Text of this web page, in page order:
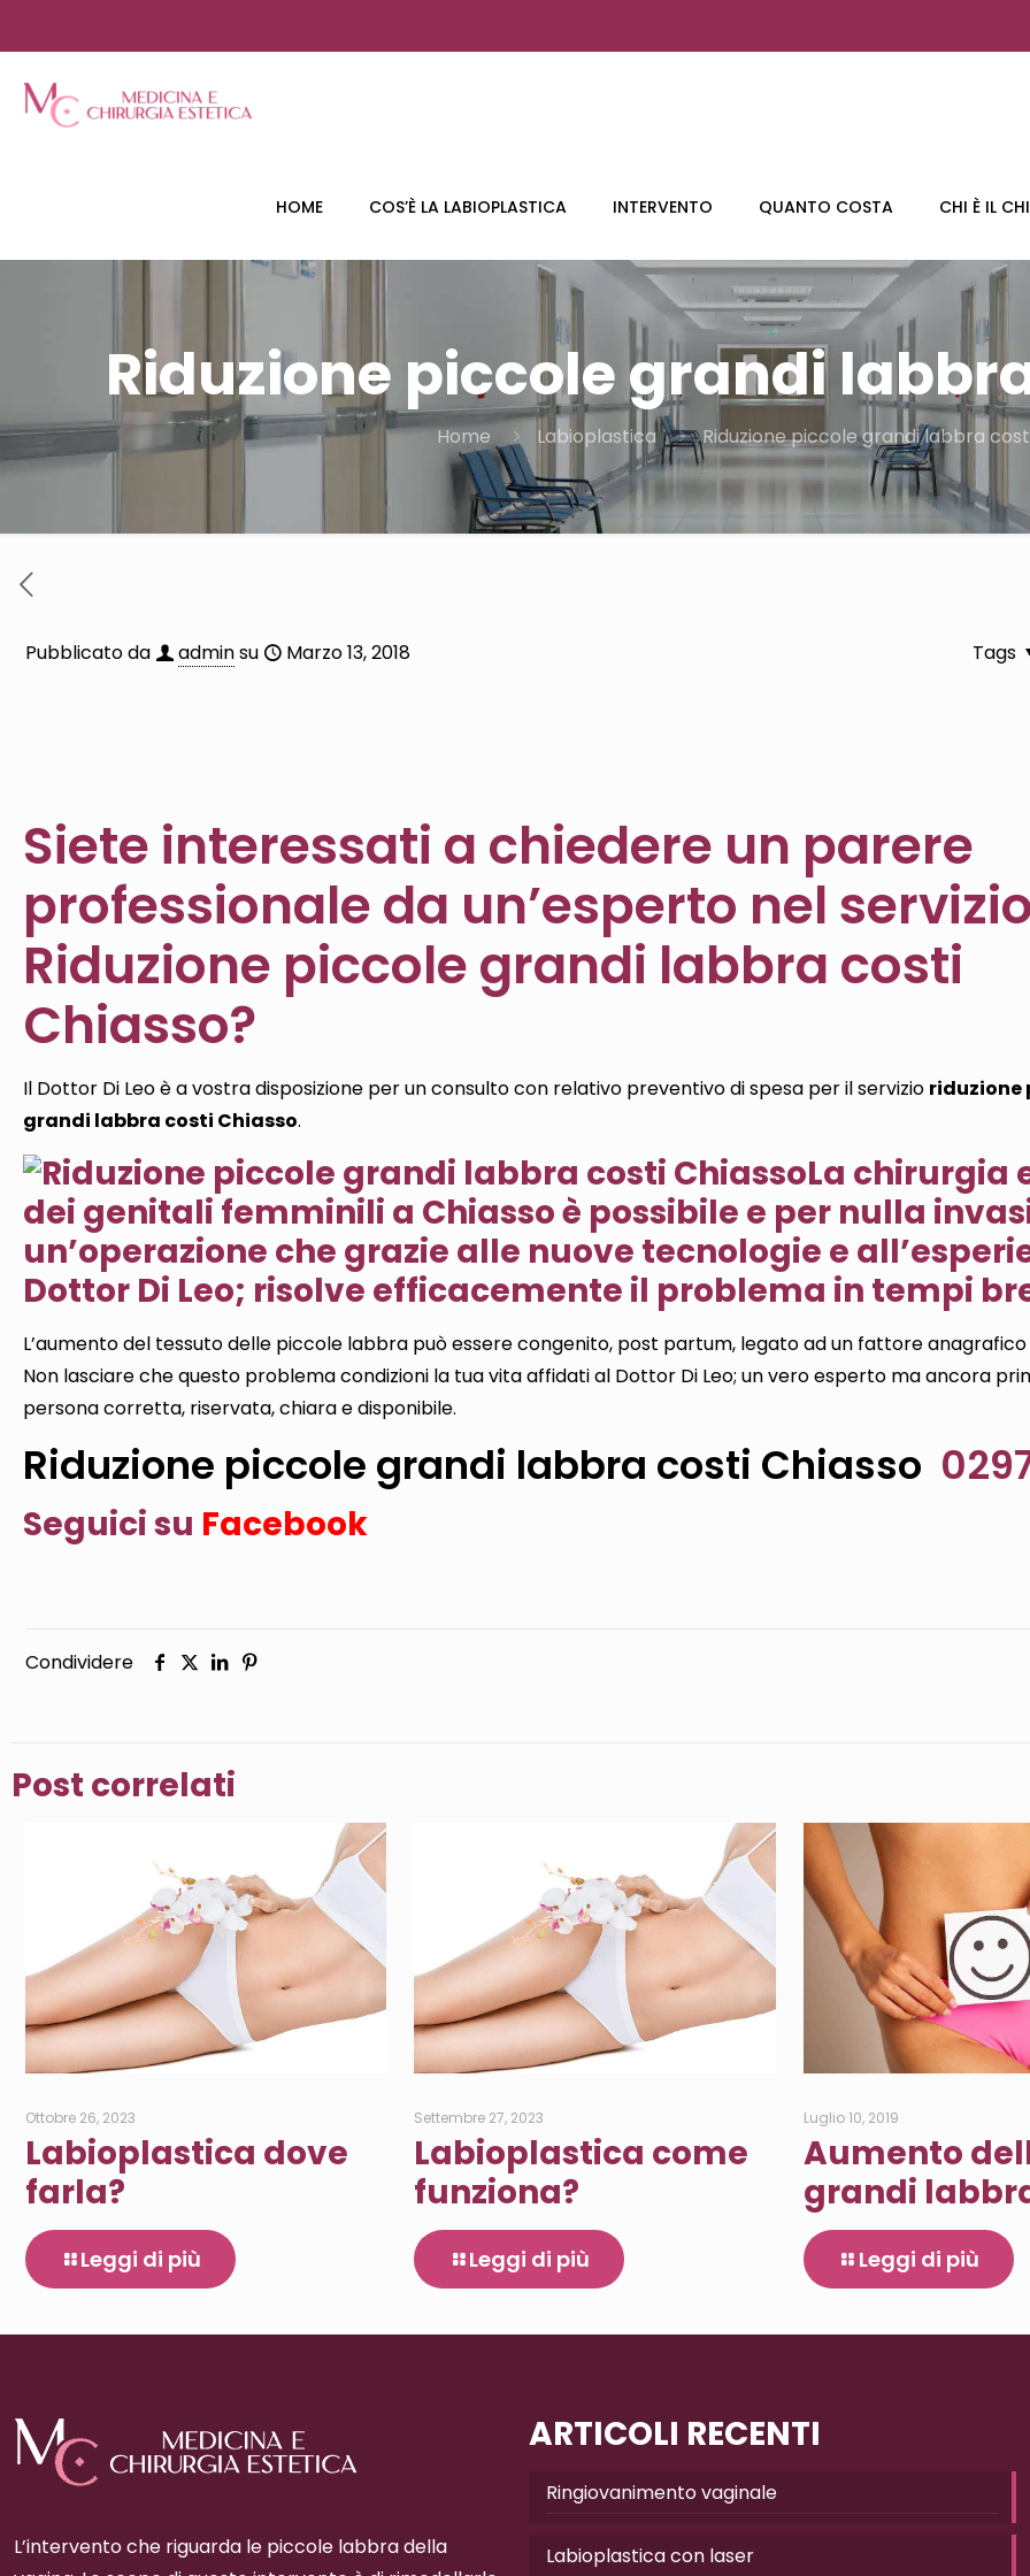
HOME COS’È LA LABIOPLASTICA INTERVENTO QUANTO COSTA CHI È IL
Riduzione piccole grandi
Home Labioplastica Riduzione piccole grandi labbra
Pubblicato da adminsu Marzo 13, 2018 Tags
Siete interessati a chiedere un parere
professionale da un’esperto nel
Riduzione piccole grandi labbra costi
Chiasso?
Il Dottor Di Leo è a vostra disposizione per un consulto con relativo preventivo di spesa per il servizio riduzione
grandi labbra costi Chiasso.
La chirurgia
dei genitali femminili a Chiasso è possibile e per nulla
un’operazione che grazie alle nuove tecnologie e
Dottor Di Leo; risolve efficacemente il problema in tempi
L’aumento del tessuto delle piccole labbra può essere congenito, post partum, legato ad un fattore
Non lasciare che questo problema condizioni la tua vita affidati al Dottor Di Leo; un vero esperto ma ancora
persona corretta, riservata, chiara e disponibile.
Riduzione piccole grandi labbra costi Chiasso
Seguici su Facebook
Condividere
Post correlati
Ottobre 26, 2023
Labioplastica dove
farla?
Leggi di più
Settembre 27, 2023
Labioplastica come
funziona?
Leggi di più
Luglio 10, 2019
Aumento
grandi
Leggi di più
L’intervento che riguarda le piccole labbra della
ARTICOLI RECENTI
Ringiovanimento vaginale
Labioplastica con laser